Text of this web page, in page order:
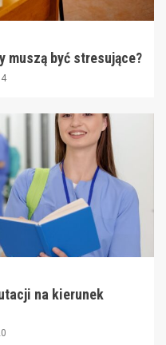
muszą być stresujące?
na kierunek